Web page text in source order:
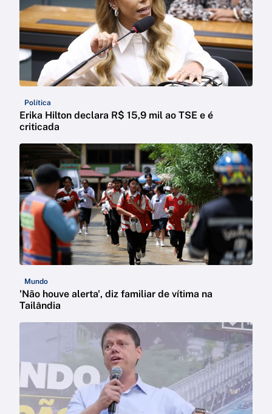
Política
Erika Hilton declara R$ 15,9 mil ao TSE e é
criticada
Mundo
'Não houve alerta', diz familiar de vítima na
Tailândia